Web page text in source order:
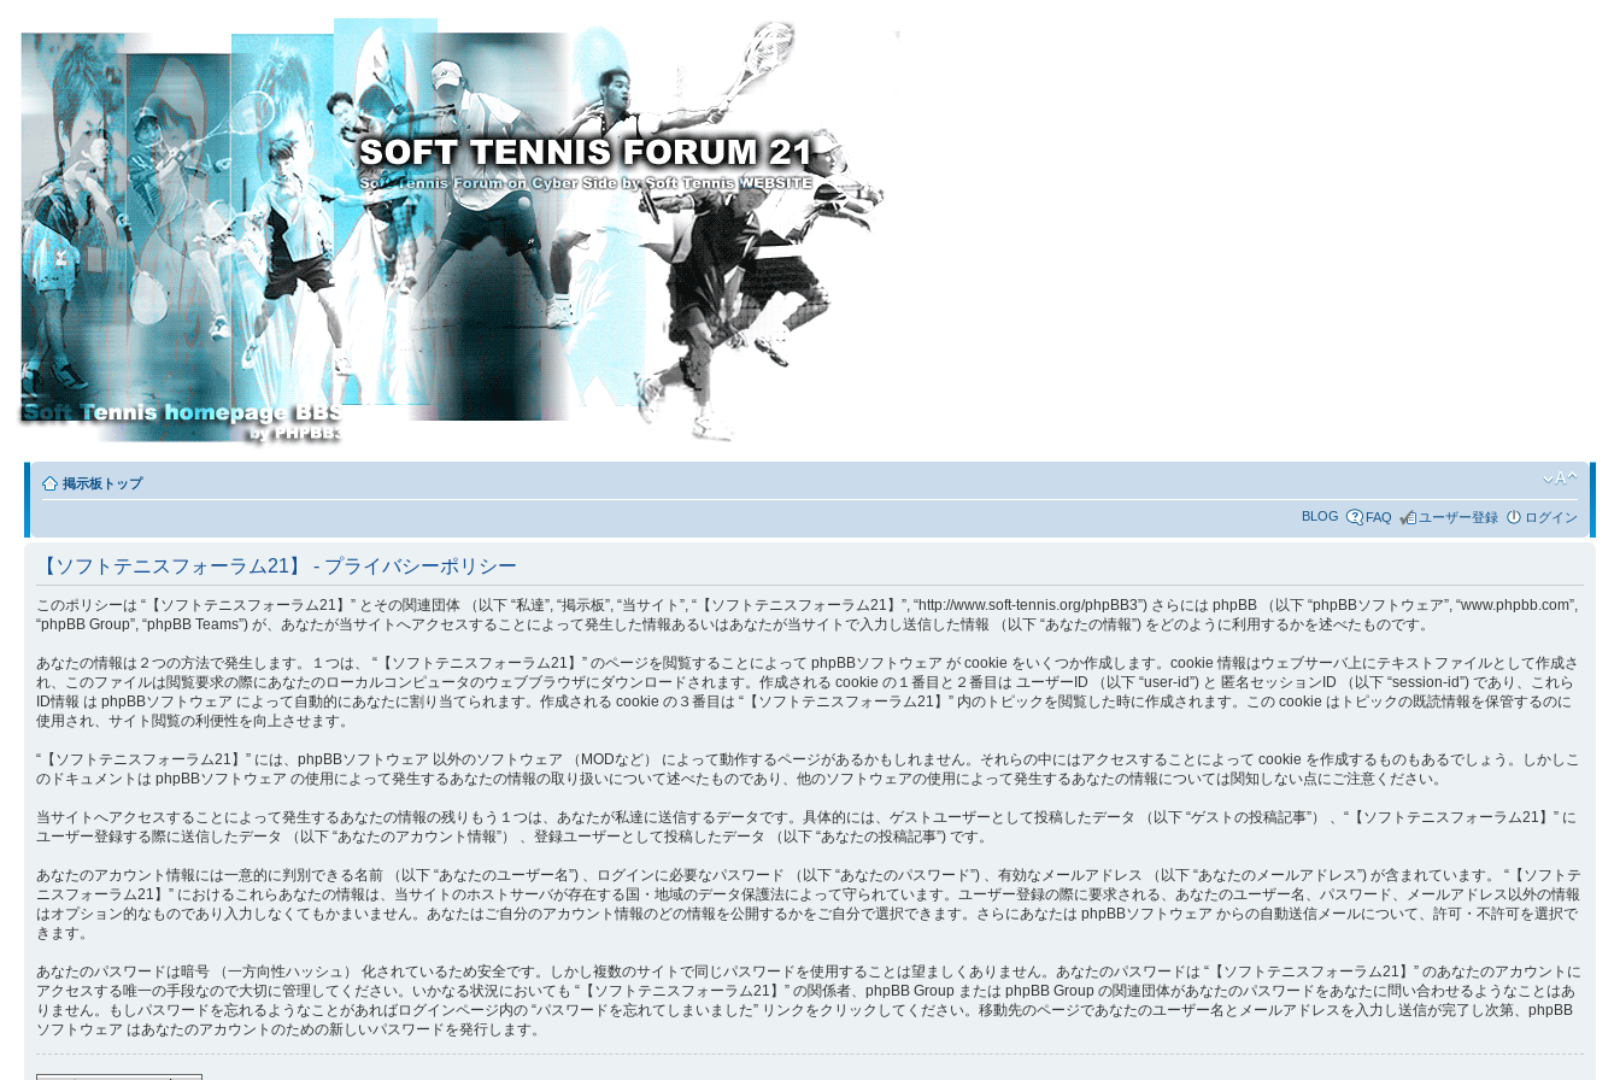
掲示板トップ
BLOG FAQ ユーザー登録 ログイン
【ソフトテニスフォーラム21】 - プライバシーポリシー
このポリシーは “【ソフトテニスフォーラム21】” とその関連団体 （以下 “私達”, “掲示板”, “当サイト”, “【ソフトテニスフォーラム21】”, “http://www.soft-tennis.org/phpBB3”) さらには phpBB （以下 “phpBBソフトウェア”, “www.phpbb.com”,
“phpBB Group”, “phpBB Teams”) が、あなたが当サイトへアクセスすることによって発生した情報あるいはあなたが当サイトで入力し送信した情報 （以下 “あなたの情報”) をどのように利用するかを述べたものです。
あなたの情報は２つの方法で発生します。１つは、 “【ソフトテニスフォーラム21】” のページを閲覧することによって phpBBソフトウェア が cookie をいくつか作成します。cookie 情報はウェブサーバ上にテキストファイルとして作成さ
れ、このファイルは閲覧要求の際にあなたのローカルコンピュータのウェブブラウザにダウンロードされます。作成される cookie の１番目と２番目は ユーザーID （以下 “user-id”) と 匿名セッションID （以下 “session-id”) であり、これら
ID情報 は phpBBソフトウェア によって自動的にあなたに割り当てられます。作成される cookie の３番目は “【ソフトテニスフォーラム21】” 内のトピックを閲覧した時に作成されます。この cookie はトピックの既読情報を保管するのに
使用され、サイト閲覧の利便性を向上させます。
“【ソフトテニスフォーラム21】” には、phpBBソフトウェア 以外のソフトウェア （MODなど） によって動作するページがあるかもしれません。それらの中にはアクセスすることによって cookie を作成するものもあるでしょう。しかしこ
のドキュメントは phpBBソフトウェア の使用によって発生するあなたの情報の取り扱いについて述べたものであり、他のソフトウェアの使用によって発生するあなたの情報については関知しない点にご注意ください。
当サイトへアクセスすることによって発生するあなたの情報の残りもう１つは、あなたが私達に送信するデータです。具体的には、ゲストユーザーとして投稿したデータ （以下 “ゲストの投稿記事”） 、“【ソフトテニスフォーラム21】” に
ユーザー登録する際に送信したデータ （以下 “あなたのアカウント情報”） 、登録ユーザーとして投稿したデータ （以下 “あなたの投稿記事”) です。
あなたのアカウント情報には一意的に判別できる名前 （以下 “あなたのユーザー名”) 、ログインに必要なパスワード （以下 “あなたのパスワード”) 、有効なメールアドレス （以下 “あなたのメールアドレス”) が含まれています。 “【ソフトテ
ニスフォーラム21】” におけるこれらあなたの情報は、当サイトのホストサーバが存在する国・地域のデータ保護法によって守られています。ユーザー登録の際に要求される、あなたのユーザー名、パスワード、メールアドレス以外の情報
はオプション的なものであり入力しなくてもかまいません。あなたはご自分のアカウント情報のどの情報を公開するかをご自分で選択できます。さらにあなたは phpBBソフトウェア からの自動送信メールについて、許可・不許可を選択で
きます。
あなたのパスワードは暗号 （一方向性ハッシュ） 化されているため安全です。しかし複数のサイトで同じパスワードを使用することは望ましくありません。あなたのパスワードは “【ソフトテニスフォーラム21】” のあなたのアカウントに
アクセスする唯一の手段なので大切に管理してください。いかなる状況においても “【ソフトテニスフォーラム21】” の関係者、phpBB Group または phpBB Group の関連団体があなたのパスワードをあなたに問い合わせるようなことはあ
りません。もしパスワードを忘れるようなことがあればログインページ内の “パスワードを忘れてしまいました” リンクをクリックしてください。移動先のページであなたのユーザー名とメールアドレスを入力し送信が完了し次第、phpBB
ソフトウェア はあなたのアカウントのための新しいパスワードを発行します。